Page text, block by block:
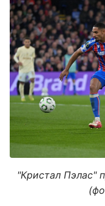
"Кристал Пэлас"